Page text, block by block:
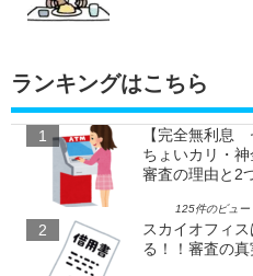
ランキングはこちら
【完全無利息
ちょいカリ・
審査の理由と2
125件のビュー
スカイオフィ
る！！審査の真